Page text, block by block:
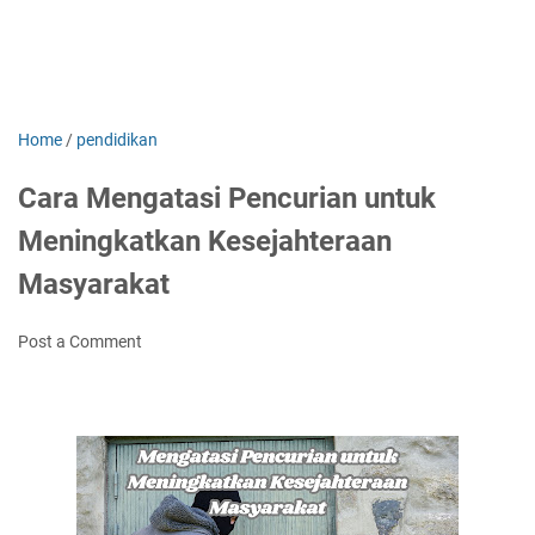
Home / pendidikan
Cara Mengatasi Pencurian untuk
Meningkatkan Kesejahteraan
Masyarakat
Post a Comment